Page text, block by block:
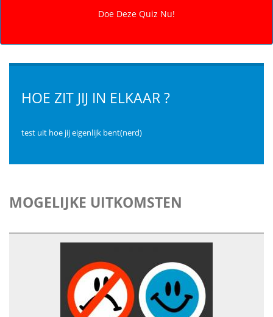
HOE ZIT JIJ IN ELKAAR ?
test uit hoe jij eigenlijk bent(nerd)
MOGELIJKE UITKOMSTEN